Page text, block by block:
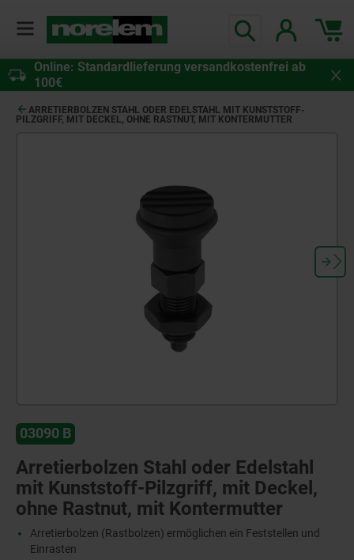
Online: Standardlieferung versandkostenfrei ab
100€
ARRETIERBOLZEN STAHL ODER EDELSTAHL MIT KUNSTSTOFF-
PILZGRIFF, MIT DECKEL, OHNE RASTNUT, MIT KONTERMUTTER
03090 B
Arretierbolzen Stahl oder Edelstahl
mit Kunststoff-Pilzgriff, mit Deckel,
ohne Rastnut, mit Kontermutter
Arretierbolzen (Rastbolzen) ermöglichen ein Feststellen und
Einrasten